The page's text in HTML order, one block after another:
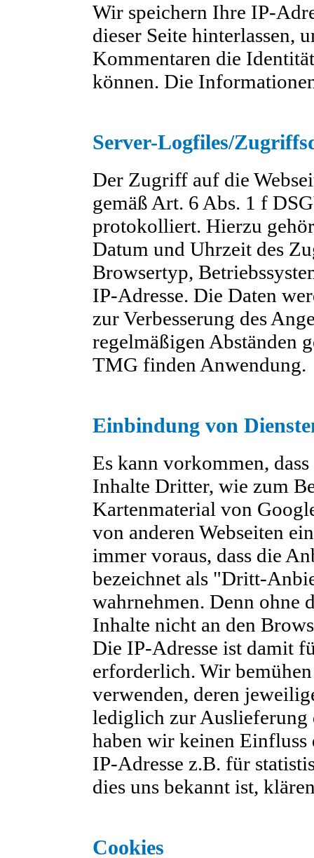
Wir speichern Ihre IP-
dieser Seite hinterlassen,
Kommentaren die
können. Die
Server-Logfiles/
Der Zugriff auf die
gemäß Art. 6 Abs. 1 f
protokolliert. Hierzu
Datum und Uhrzeit des
Browsertyp,
IP-Adresse. Die Daten
zur Verbesserung des
regelmäßigen Abständen
TMG finden Anwendung.
Einbindung von
Es kann vorkommen,
Inhalte Dritter, wie zum
Kartenmaterial von
von anderen Webseiten
immer voraus, dass die
bezeichnet als "Dritt-
wahrnehmen. Denn ohne
Inhalte nicht an den
Die IP-Adresse ist damit
erforderlich. Wir
verwenden, deren
lediglich zur Auslieferung
haben wir keinen
IP-Adresse z.B. für
dies uns bekannt ist,
Cookies